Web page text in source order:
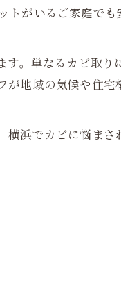
トがいるご家庭でも
。単なるカビ取り
が地域の気候や住宅
浜でカビに悩まさ